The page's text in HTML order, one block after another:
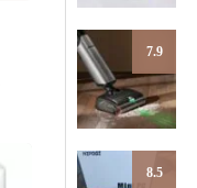
7.9
8.5